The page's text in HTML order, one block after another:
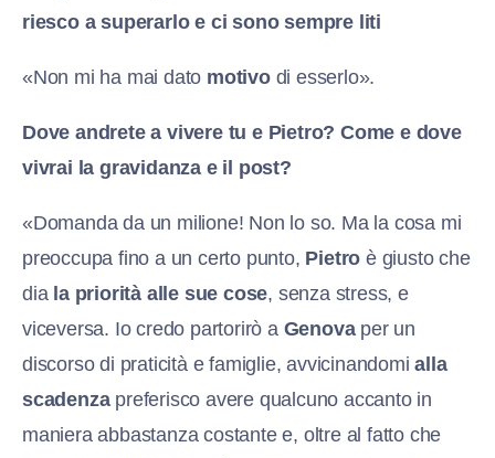
riesco a superarlo e ci sono sempre liti
«Non mi ha mai dato motivodi esserlo».
Dove andrete a vivere tu e Pietro? Come e dove
vivrai la gravidanza e il post?
«Domanda da un milione! Non lo so. Ma la cosa mi
preoccupa fino a un certo punto, Pietro è giusto che
dia la priorità alle sue cose, senza stress, e
viceversa. Io credo partorirò a Genovaper un
discorso di praticità e famiglie, avvicinandomialla
scadenzapreferisco avere qualcuno accanto in
maniera abbastanza costante e, oltre al fatto che